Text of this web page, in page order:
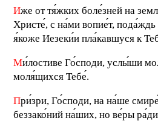
Иже от тя́жких боле́зней на
Христе́, с на́ми вопие́т, пода́ждь
я́коже Иезеки́и пла́кавшуся к
Ми́лостиве Го́споди, услы́ши
моля́щихся Тебе́.
При́зри, Го́споди, на на́ше
беззако́ний на́ших, но ве́ры